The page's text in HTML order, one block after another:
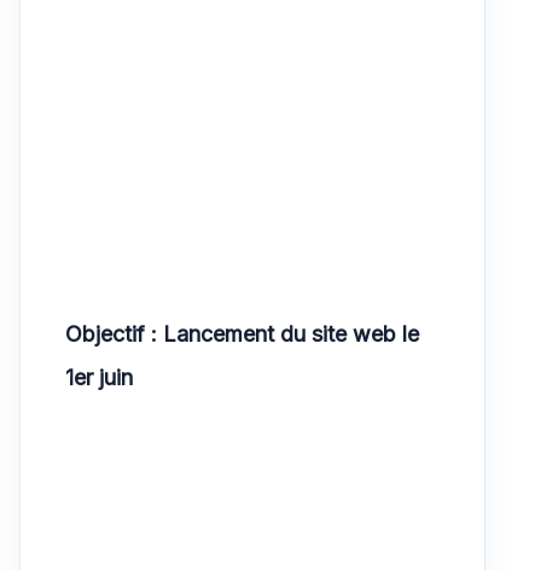
Objectif : Lancement du site web le
1er juin